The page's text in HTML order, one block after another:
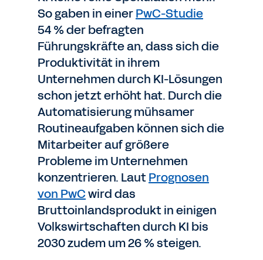
So gaben in einerPwC-Studie
54 % der befragten
Führungskräfte an, dass sich die
Produktivität in ihrem
Unternehmen durch KI-Lösungen
schon jetzt erhöht hat. Durch die
Automatisierung mühsamer
Routineaufgaben können sich die
Mitarbeiter auf größere
Probleme im Unternehmen
konzentrieren. LautPrognosen
von PwCwird das
Bruttoinlandsprodukt in einigen
Volkswirtschaften durch KI bis
2030 zudem um 26 % steigen.